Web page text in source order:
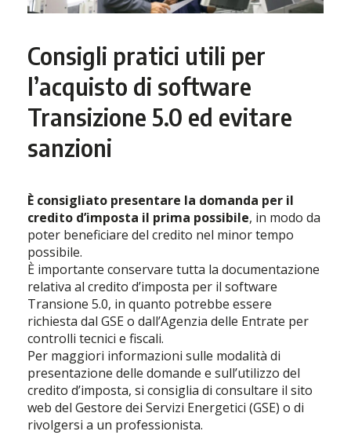
Consigli pratici utili per
l’acquisto di software
Transizione 5.0 ed evitare
sanzioni
È consigliato presentare la domanda per il
credito d’imposta il prima possibile, in modo da
poter beneficiare del credito nel minor tempo
possibile.
È importante conservare tutta la documentazione
relativa al credito d’imposta per il software
Transione 5.0, in quanto potrebbe essere
richiesta dal GSE o dall’Agenzia delle Entrate per
controlli tecnici e fiscali.
Per maggiori informazioni sulle modalità di
presentazione delle domande e sull’utilizzo del
credito d’imposta, si consiglia di consultare il sito
web del Gestore dei Servizi Energetici (GSE) o di
rivolgersi a un professionista.